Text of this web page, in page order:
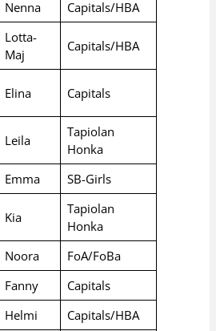
Nenna Capitals/HBA
Lotta-
Maj
Capitals/HBA
Elina Capitals
Leila
Tapiolan
Honka
Emma SB-Girls
Kia
Tapiolan
Honka
Noora
FoA/FoBa
Fanny
Capitals
Helmi
Capitals/HBA